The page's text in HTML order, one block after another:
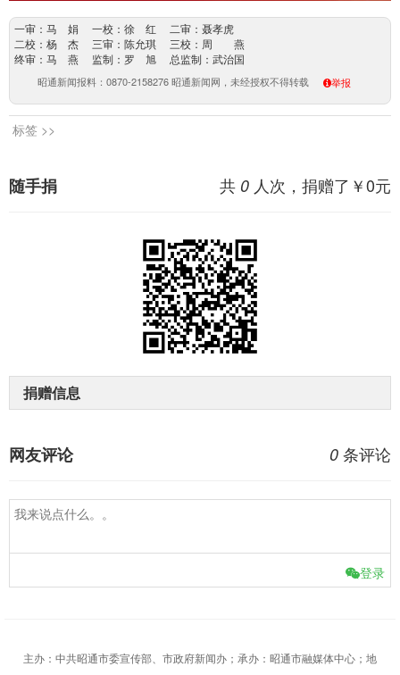
一审：马 娟 一校：徐 红 二审：聂孝虎
二校：杨 杰 三审：陈允琪 三校：周 燕
终审：马 燕 监制：罗 旭 总监制：武治国
昭通新闻报料：0870-2158276 昭通新闻网，未经授权不得转载 举报
标签 >>
共 0 人次，捐赠了￥0元
随手捐
捐赠信息
0 条评论
网友评论
登录
主办：中共昭通市委宣传部、市政府新闻办；承办：昭通市融媒体中心；地